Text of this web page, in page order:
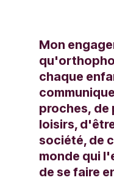
Mon
chaque
proches, de
loisirs,
société, de
monde qui
de se faire